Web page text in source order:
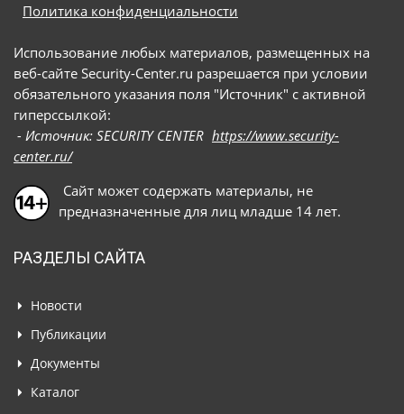
Политика конфиденциальности
Использование любых материалов, размещенных на
веб-сайте Security-Center.ru разрешается при условии
обязательного указания поля "Источник" с активной
гиперссылкой:
- Источник: SECURITY CENTER https://www.security-
center.ru/
Сайт может содержать материалы, не
предназначенные для лиц младше 14 лет.
РАЗДЕЛЫ САЙТА
Новости
Публикации
Документы
Каталог